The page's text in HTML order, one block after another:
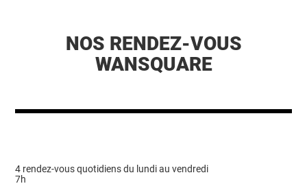
NOS RENDEZ-VOUS
WANSQUARE
4 rendez-vous quotidiens du lundi au vendredi
7h